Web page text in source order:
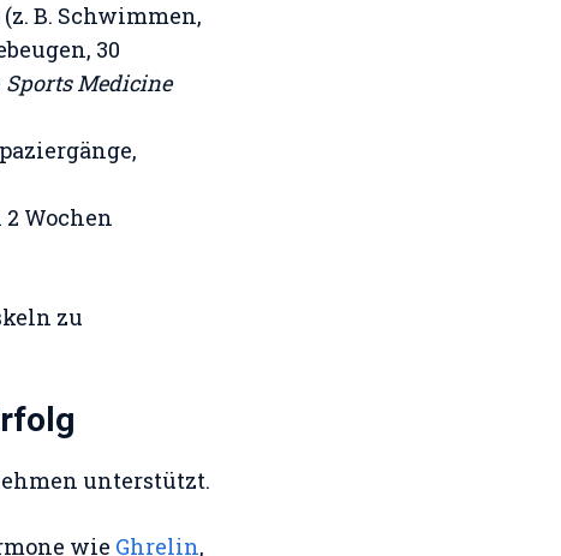
B. Schwimmen,
30
Sports Medicine
Wochen
zu
unterstützt.
wie Ghrelin,